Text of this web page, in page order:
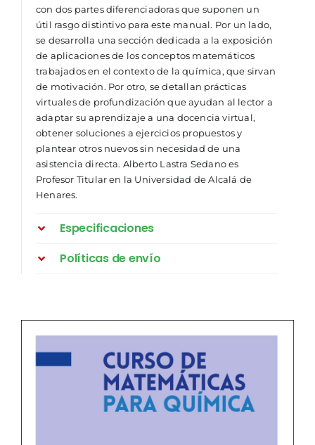
con dos partes diferenciadoras que suponen un
útil rasgo distintivo para este manual. Por un lado,
se desarrolla una sección dedicada a la exposición
de aplicaciones de los conceptos matemáticos
trabajados en el contexto de la química, que sirvan
de motivación. Por otro, se detallan prácticas
virtuales de profundización que ayudan al lector a
adaptar su aprendizaje a una docencia virtual,
obtener soluciones a ejercicios propuestos y
plantear otros nuevos sin necesidad de una
asistencia directa. Alberto Lastra Sedano es
Profesor Titular en la Universidad de Alcalá de
Henares.
Especificaciones
Políticas de envío